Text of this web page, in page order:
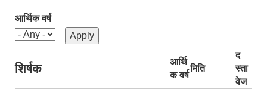
आर्थिक वर्ष
शिर्षक
आर्थि
क वर्ष
मिति
द
स्ता
वेज